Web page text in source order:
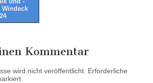
Windeck
Kommentar
wird nicht veröffentlicht. Erforderliche